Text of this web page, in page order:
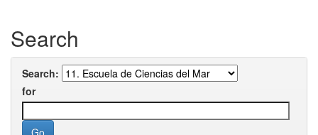
Search
Search:
for